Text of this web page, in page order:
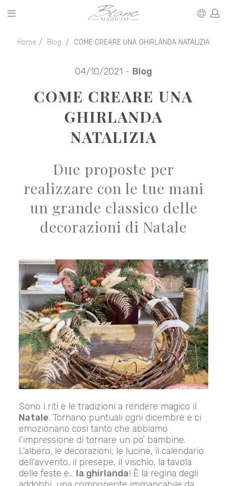
Home Blog COME CREARE UNA GHIRLANDA NATALIZIA
04/10/2021 - Blog
COME CREARE UNA
GHIRLANDA
NATALIZIA
Due proposte per
realizzare con le tue mani
un grande classico delle
decorazioni di Natale
Sono i riti e le tradizioni a rendere magico il
Natale. Tornano puntuali ogni dicembre e ci
emozionano così tanto che abbiamo
l’impressione di tornare un po’ bambine.
L’albero, le decorazioni, le lucine, il calendario
dell’avvento, il presepe, il vischio, la tavola
delle feste e… la ghirlanda! È la regina degli